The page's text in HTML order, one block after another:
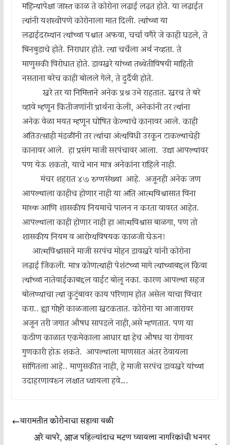
महिन्यापेक्षा जास्त काळ ते कोरोना लढाई लढत होते. या लढाईत
त्यांनी यशस्वीपणे कोरोनाला मात दिली. त्यांच्या या
लढाईदरम्यान त्यांच्या पश्चात अफवा, चर्चा वगैरे जे काही घडले, ते
बिनबुडाचे होते. निराधार होते. त्या चर्चेला अर्थ नव्हता. ते
माणुसकी विरोधात होते. डावखरे यांच्या तब्येतीविषयी माहिती
नसताना बरेच काही बोलले गेले, ते दुर्दैवी होते.
खरे तर या निमित्ताने अनेक प्रश्न उभे राहतात. खरच ते बरे
व्हावे म्हणून कितीजणांनी प्रार्थना केली, अनेकांनी तर त्यांना
अनेक वेळा मयत म्हणून घोषित केल्याचे कानावर आले. काही
अतिउत्साही मंडळींनी तर त्यांचा अंत्यविधी उरकून टाकल्याचेही
कानावर आले. हा प्रसंग माजी सरपंचावर आला. उद्या आपल्यावर
पण येऊ शकतो, याचे भान मात्र अनेकांना राहिले नाही.
मंचर शहरात ४७ रुग्णसंख्या आहे. अजूनही अनेक जण
आपल्याला काहीच होणार नाही या अति आत्मविश्वासात विना
मास्क आणि शासकीय नियमाचे पालन न करता वावरत आहेत.
आपल्याला काही होणार नाही हा आत्मविश्वास बाळगा, पण तो
शासकीय नियम व आरोग्यविषयक काळजी घेऊन!
आत्मविश्वासाने माजी सरपंच मोहन डावखरे यांनी कोरोना
लढाई जिंकली. मात्र कोणत्याही पेशंटच्या मागे त्याच्याबद्दल किंवा
त्यांच्या नातेवाईकाबद्दल वाईट बोलू नका. कारण आपल्या सहज
बोलण्याचा त्या कुटुंबावर काय परिणाम होत असेल याचा विचार
करा.. ह्या गोष्टी काळजाला खटकतात. कोरोना या आजारावर
अजून तरी जगात औषध सापडले नाही,असे म्हणतात. पण या
कठीण काळात एकमेकाला आधार द्या हेच औषध या रोगावर
गुणकारी होऊ शकते. आपल्याला माणसात अंतर ठेवायला
सांगितला आहे.. माणुसकीत नाही, हे माजी सरपंच डावखरे यांच्या
उदाहरणावरून लक्षात घ्यायला हवे….
बारामतीत कोरोनाचा सहावा बळी
अरे बापरे, आज पहिल्यांदाच मटण घ्यायला नागरिकांची धनगर